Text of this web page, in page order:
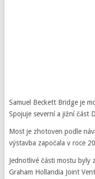
Samuel Beckett Bridge je
Spojuje severní a jižní část
Most je zhotoven podle
výstavba započala v roce
Jednotlivé části mostu
Graham Hollandia Joint